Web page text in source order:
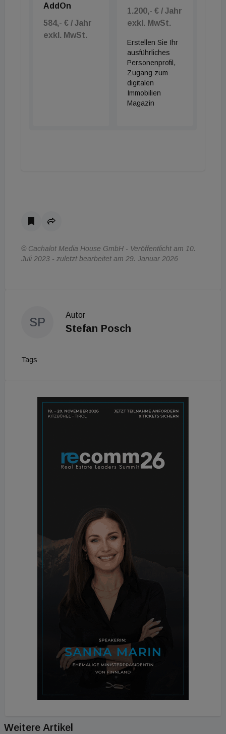
AddOn
584,- € / Jahr
exkl. MwSt.
1.200,- € / Jahr
exkl. MwSt.
Erstellen Sie Ihr
ausführliches
Personenprofil,
Zugang zum
digitalen
Immobilien
Magazin
© Cachalot Media House GmbH - Veröffentlicht am 10.
Juli 2023 - zuletzt bearbeitet am 29. Januar 2026
SP
Autor
Stefan Posch
Tags
Weitere Artikel